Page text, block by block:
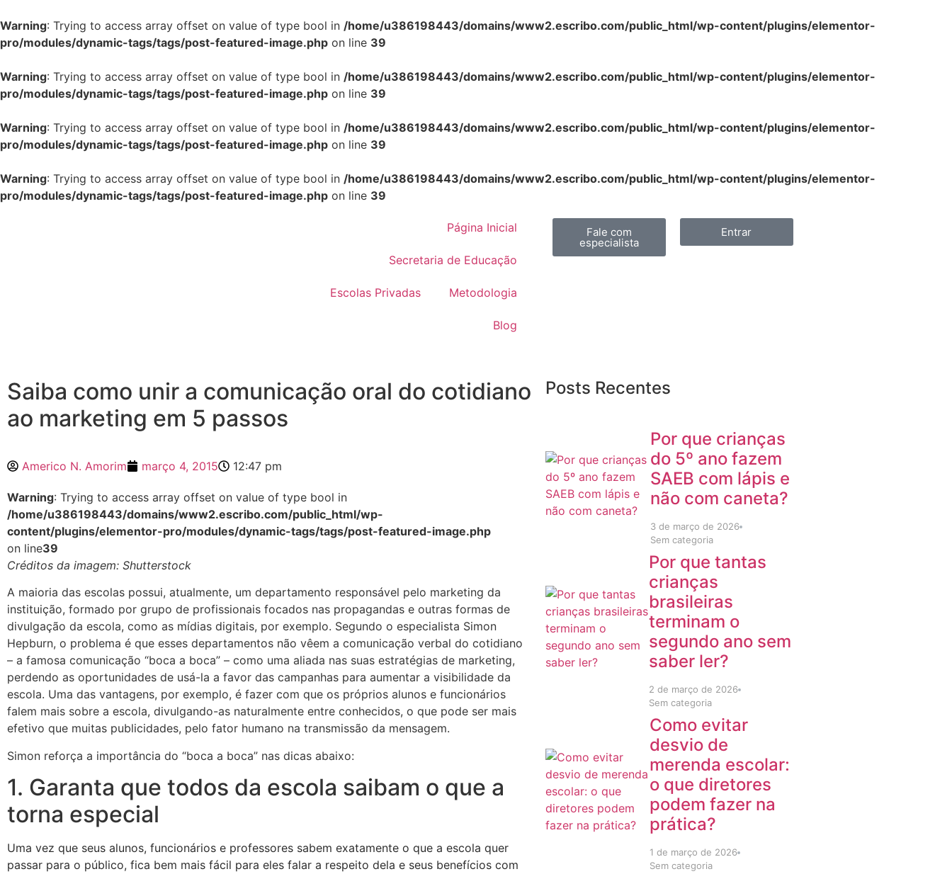
Warning: Trying to access array offset on value of type bool in /home/u386198443/domains/www2.escribo.com/public_html/wp-content/plugins/elementor-
pro/modules/dynamic-tags/tags/post-featured-image.php on line 39
Warning: Trying to access array offset on value of type bool in /home/u386198443/domains/www2.escribo.com/public_html/wp-content/plugins/elementor-
pro/modules/dynamic-tags/tags/post-featured-image.php on line 39
Warning: Trying to access array offset on value of type bool in /home/u386198443/domains/www2.escribo.com/public_html/wp-content/plugins/elementor-
pro/modules/dynamic-tags/tags/post-featured-image.php on line 39
Warning: Trying to access array offset on value of type bool in /home/u386198443/domains/www2.escribo.com/public_html/wp-content/plugins/elementor-
pro/modules/dynamic-tags/tags/post-featured-image.php on line 39
Página Inicial
Secretaria de Educação
Escolas Privadas Metodologia
Blog
Fale com
especialista
Entrar
Saiba como unir a comunicação oral do cotidiano
ao marketing em 5 passos
Americo N. Amorim março 4, 2015 12:47 pm
Warning: Trying to access array offset on value of type bool in
/home/u386198443/domains/www2.escribo.com/public_html/wp-
content/plugins/elementor-pro/modules/dynamic-tags/tags/post-featured-image.php
on line39
Créditos da imagem: Shutterstock
A maioria das escolas possui, atualmente, um departamento responsável pelo marketing da
instituição, formado por grupo de profissionais focados nas propagandas e outras formas de
divulgação da escola, como as mídias digitais, por exemplo. Segundo o especialista Simon
Hepburn, o problema é que esses departamentos não vêem a comunicação verbal do cotidiano
– a famosa comunicação “boca a boca” – como uma aliada nas suas estratégias de marketing,
perdendo as oportunidades de usá-la a favor das campanhas para aumentar a visibilidade da
escola. Uma das vantagens, por exemplo, é fazer com que os próprios alunos e funcionários
falem mais sobre a escola, divulgando-as naturalmente entre conhecidos, o que pode ser mais
efetivo que muitas publicidades, pelo fator humano na transmissão da mensagem.
Simon reforça a importância do “boca a boca” nas dicas abaixo:
1. Garanta que todos da escola saibam o que a
torna especial
Uma vez que seus alunos, funcionários e professores sabem exatamente o que a escola quer
passar para o público, fica bem mais fácil para eles falar a respeito dela e seus benefícios com
Posts Recentes
Por que crianças
do 5º ano fazem
SAEB com lápis e
não com caneta?
3 de março de 2026
Sem categoria
Por que tantas
crianças
brasileiras
terminam o
segundo ano sem
saber ler?
2 de março de 2026
Sem categoria
Como evitar
desvio de
merenda escolar:
o que diretores
podem fazer na
prática?
1 de março de 2026
Sem categoria